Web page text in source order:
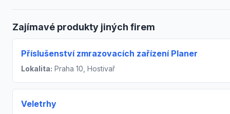
Zajímavé produkty jiných firem
Příslušenství zmrazovacích zařízení Planer
Lokalita: Praha 10, Hostivař
Veletrhy